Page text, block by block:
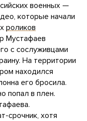
военных —
которые начали
роликов
Мустафаев
с сослуживцами
На территории
находился
его бросила.
попал в плен.
срочник, хотя